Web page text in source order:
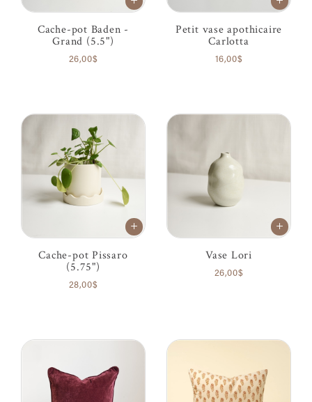
Cache-pot Baden -
Grand (5.5")
26,00$
Petit vase apothicaire
Carlotta
16,00$
Cache-pot Pissaro
(5.75")
28,00$
Vase Lori
26,00$